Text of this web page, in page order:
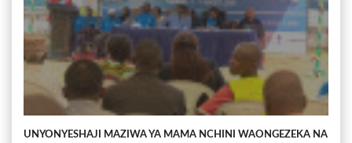
UNYONYESHAJI MAZIWA YA MAMA NCHINI WAONGEZEKA NA